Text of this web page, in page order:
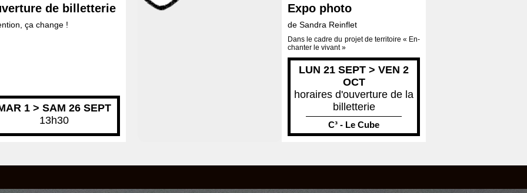
de billetterie
ça change !
1 > SAM 26 SEPT
13h30
Expo photo
de Sandra Reinflet
Dans le cadre du projet de territoire « En-
chanter le vivant »
LUN 21 SEPT > VEN 2
OCT
horaires d'ouverture de la
billetterie
C³ - Le Cube